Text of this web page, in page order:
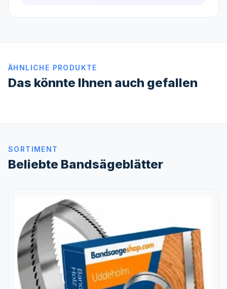
ÄHNLICHE PRODUKTE
Das könnte Ihnen auch gefallen
SORTIMENT
Beliebte Bandsägeblätter